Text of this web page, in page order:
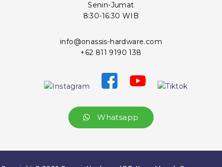
Senin-Jumat
8:30-16:30 WIB
info@onassis-hardware.com
+62 811 9190 138
Whatsapp